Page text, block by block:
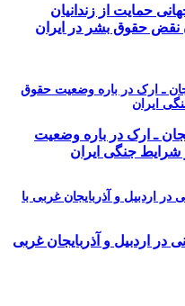
حمایت از زندانیان
نقض حقوق بشر در ایران
ـ ارک در باره وضعیت
جنگی ایران
در اردبیل و آذربایجان غربی